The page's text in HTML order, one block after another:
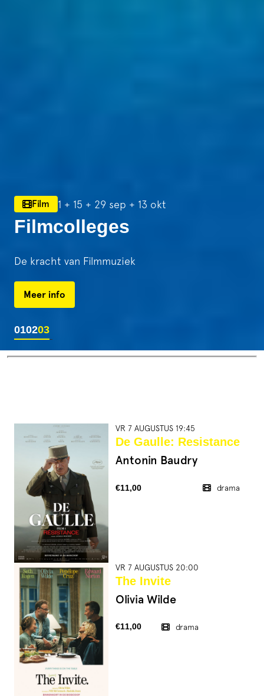
Film 1 + 15 + 29 sep + 13 okt
Filmcolleges
De kracht van Filmmuziek
Meer info
010203
VR 7 AUGUSTUS 19:45
De Gaulle: Resistance
Antonin Baudry
€11,00 drama
VR 7 AUGUSTUS 20:00
The Invite
Olivia Wilde
€11,00 drama